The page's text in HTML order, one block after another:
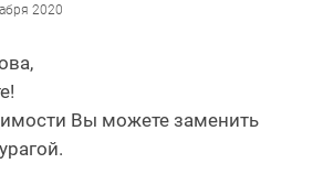
2020
Вы можете заменить